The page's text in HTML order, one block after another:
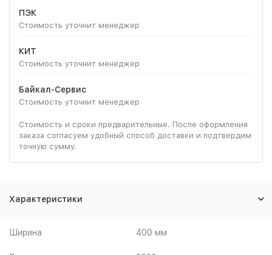
ПЭК
Стоимость уточнит менеджер
КИТ
Стоимость уточнит менеджер
Байкал-Сервис
Стоимость уточнит менеджер
Стоимость и сроки предварительные. После оформления
заказа согласуем удобный способ доставки и подтвердим
точную сумму.
Характеристики
Ширина 400 мм